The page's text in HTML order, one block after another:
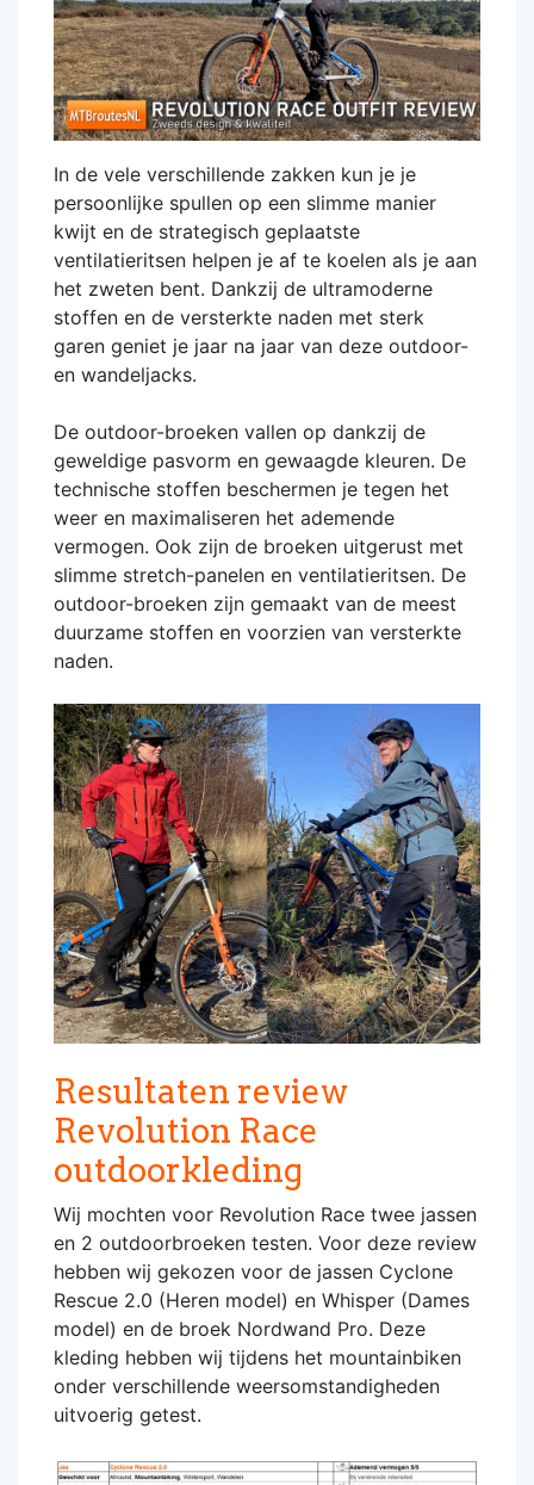
In de vele verschillende zakken kun je je
persoonlijke spullen op een slimme manier
kwijt en de strategisch geplaatste
ventilatieritsen helpen je af te koelen als je aan
het zweten bent. Dankzij de ultramoderne
stoffen en de versterkte naden met sterk
garen geniet je jaar na jaar van deze outdoor-
en wandeljacks.
De outdoor-broeken vallen op dankzij de
geweldige pasvorm en gewaagde kleuren. De
technische stoffen beschermen je tegen het
weer en maximaliseren het ademende
vermogen. Ook zijn de broeken uitgerust met
slimme stretch-panelen en ventilatieritsen. De
outdoor-broeken zijn gemaakt van de meest
duurzame stoffen en voorzien van versterkte
naden.
Resultaten review
Revolution Race
outdoorkleding
Wij mochten voor Revolution Race twee jassen
en 2 outdoorbroeken testen. Voor deze review
hebben wij gekozen voor de jassen Cyclone
Rescue 2.0 (Heren model) en Whisper (Dames
model) en de broek Nordwand Pro. Deze
kleding hebben wij tijdens het mountainbiken
onder verschillende weersomstandigheden
uitvoerig getest.